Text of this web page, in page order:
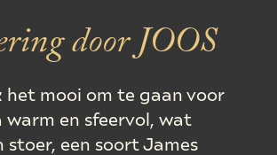
door JOOS
het mooi om te gaan voor
warm en sfeervol, wat
stoer, een soort James